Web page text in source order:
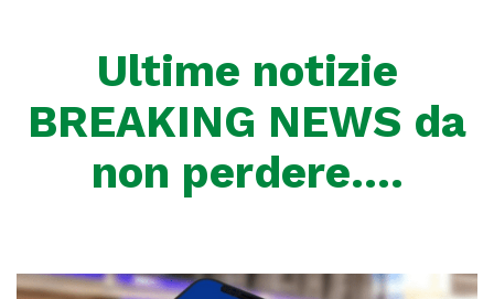
Ultime notizie
BREAKING NEWS da
non perdere….